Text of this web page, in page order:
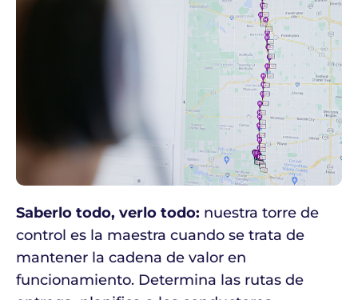
Saberlo todo, verlo todo: nuestra torre de
control es la maestra cuando se trata de
mantener la cadena de valor en
funcionamiento. Determina las rutas de